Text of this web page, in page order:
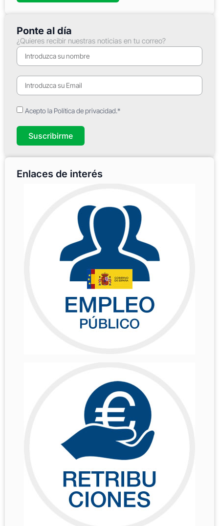
Ponte al día
¿Quieres recibir nuestras noticias en tu correo?
Acepto la Política de privacidad.*
Suscribirme
Enlaces de interés